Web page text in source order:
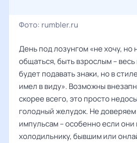
Фото: rumbler.ru
День под лозунгом «не хочу, но
общаться, быть взрослым –
будет подавать знаки, но в
имел в виду». Возможны
скорее всего, это просто
голодный желудок. Не
импульсам – особенно если они
холодильнику, бывшим или